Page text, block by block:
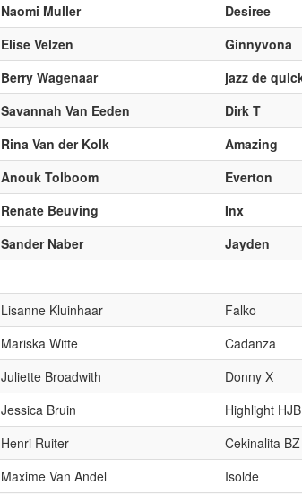
Naomi Muller Desiree
Elise Velzen Ginnyvona
Berry Wagenaar jazz de
Savannah Van Eeden Dirk T
Rina Van der Kolk Amazing
Anouk Tolboom Everton
Renate Beuving Inx
Sander Naber Jayden
Lisanne Kluinhaar Falko
Mariska Witte Cadanza
Juliette Broadwith Donny X
Jessica Bruin Highlight HJB
Henri Ruiter Cekinalita BZ
Maxime Van Andel Isolde